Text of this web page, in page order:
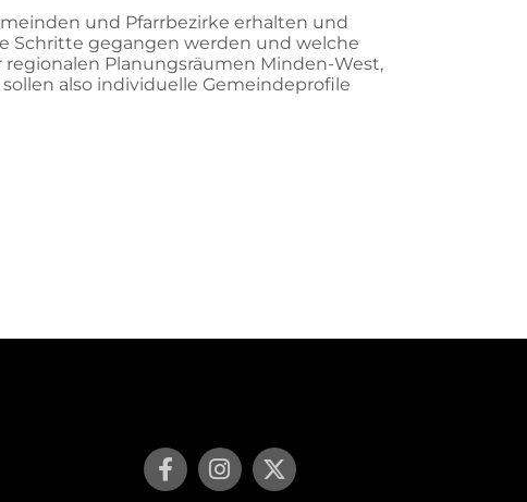
und Pfarrbezirke erhalten und
Schritte gegangen werden und welche
Planungsräumen Minden-West,
also individuelle Gemeindeprofile